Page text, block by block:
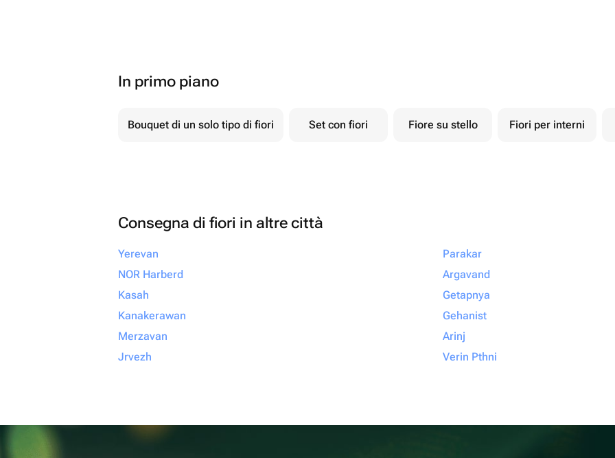
In primo piano
Bouquet di un solo tipo di fiori Set con fiori Fiore su stello Fiori per interni
Consegna di fiori in altre città
Yerevan
NOR Harberd
Kasah
Kanakerawan
Merzavan
Jrvezh
Parakar
Argavand
Getapnya
Gehanist
Arinj
Verin Pthni